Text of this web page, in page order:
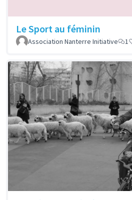
Le Sport au féminin
Association Nanterre Initiative
1